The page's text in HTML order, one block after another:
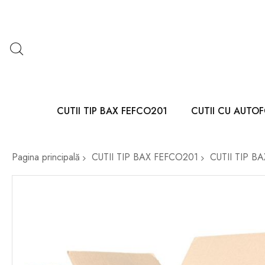
CUTII TIP BAX FEFCO201 CUTII CU
Pagina principală CUTII TIP BAX FEFCO201 CUTII TIP